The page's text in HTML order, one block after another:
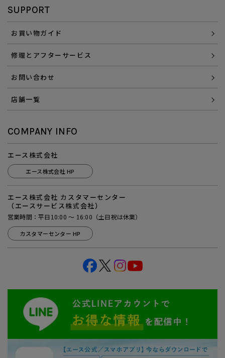
SUPPORT
お買い物ガイド
修理とアフターサービス
お問い合わせ
店舗一覧
COMPANY INFO
エース株式会社
エース株式会社 HP
エース株式会社 カスタマーセンター
（エースサービス株式会社）
営業時間：平日10:00 ～ 16:00（土日祝は休業）
カスタマーセンター HP